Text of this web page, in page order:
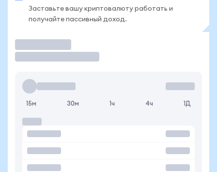
Заставьте вашу криптовалюту работать и
получайте пассивный доход.
15м 30м 1ч 4ч 1Д